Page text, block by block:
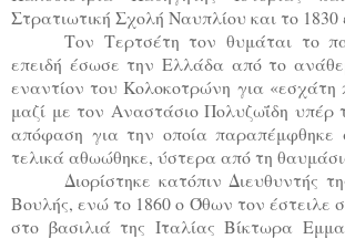
Στρατιωτική Σχολή Ναυπλίου και το 1830
Τον Τερτσέτη τον θυμάται το
επειδή έσωσε την Ελλάδα από το
εναντίον του Κολοκοτρώνη για «εσχάτη
μαζί με τον Αναστάσιο Πολυζωΐδη υπέρ
απόφαση για την οποία παραπέμφθηκε
τελικά αθωώθηκε, ύστερα από τη
Διορίστηκε κατόπιν Διευθυντής
Βουλής, ενώ το 1860 ο Όθων τον έστειλε
στο βασιλιά της Ιταλίας Βίκτωρα